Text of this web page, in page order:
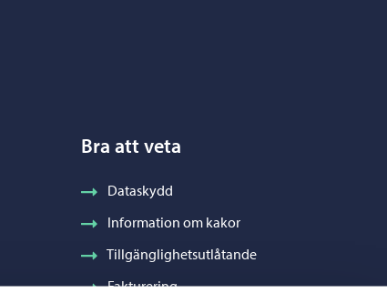
Bra att veta
Dataskydd
Information om kakor
Tillgänglighetsutlåtande
Fakturering